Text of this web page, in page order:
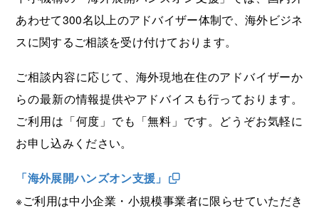
あわせて300名以上のアドバイザー体制で、海外ビジネ
スに関するご相談を受け付けております。
ご相談内容に応じて、海外現地在住のアドバイザーか
らの最新の情報提供やアドバイスも行っております。
ご利用は「何度」でも「無料」です。どうぞお気軽に
お申し込みください。
「海外展開ハンズオン支援」
※ご利用は中小企業・小規模事業者に限らせていただき